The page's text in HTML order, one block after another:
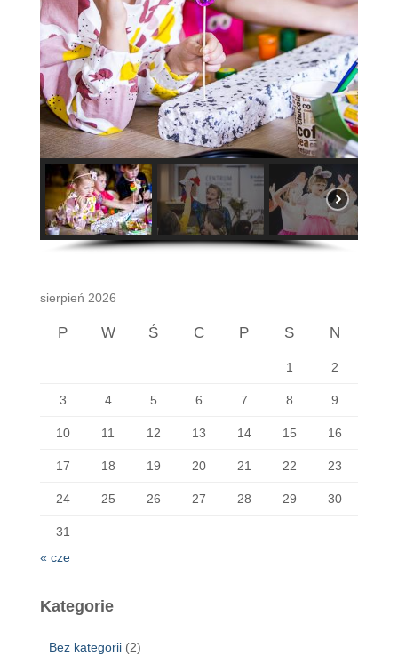
sierpień 2026
P W Ś C P S N
1 2
3 4 5 6 7 8 9
10 11 12 13 14 15 16
17 18 19 20 21 22 23
24 25 26 27 28 29 30
31
« cze
Kategorie
Bez kategorii (2)